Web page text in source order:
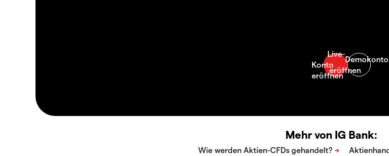
Mehr von IG Bank: